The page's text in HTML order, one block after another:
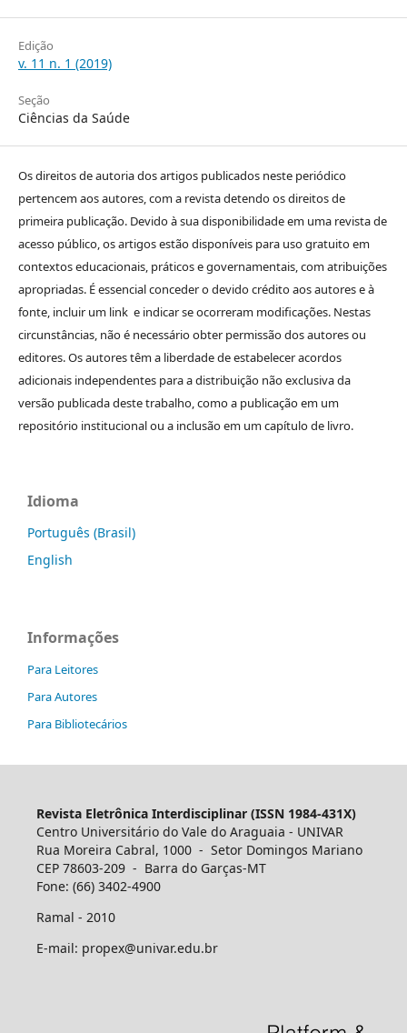
Edição
v. 11 n. 1 (2019)
Seção
Ciências da Saúde
Os direitos de autoria dos artigos publicados neste periódico
pertencem aos autores, com a revista detendo os direitos de
primeira publicação. Devido à sua disponibilidade em uma revista de
acesso público, os artigos estão disponíveis para uso gratuito em
contextos educacionais, práticos e governamentais, com atribuições
apropriadas. É essencial conceder o devido crédito aos autores e à
fonte, incluir um link e indicar se ocorreram modificações. Nestas
circunstâncias, não é necessário obter permissão dos autores ou
editores. Os autores têm a liberdade de estabelecer acordos
adicionais independentes para a distribuição não exclusiva da
versão publicada deste trabalho, como a publicação em um
repositório institucional ou a inclusão em um capítulo de livro.
Idioma
Português (Brasil)
English
Informações
Para Leitores
Para Autores
Para Bibliotecários
Revista Eletrônica Interdisciplinar (ISSN 1984-431X)
Centro Universitário do Vale do Araguaia - UNIVAR
Rua Moreira Cabral, 1000 - Setor Domingos Mariano
CEP 78603-209 - Barra do Garças-MT
Fone: (66) 3402-4900
Ramal - 2010
E-mail: propex@univar.edu.br